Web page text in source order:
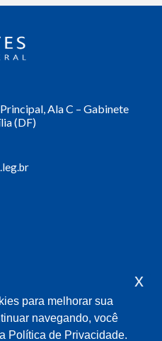
Ala C – Gabinete
(DF)
para melhorar sua
navegando, você
Política de Privacidade.
x